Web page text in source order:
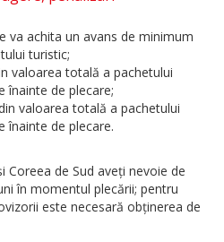
va achita un avans de minimum
turistic;
valoarea totală a pachetului
înainte de plecare;
valoarea totală a pachetului
înainte de plecare.
Coreea de Sud aveți nevoie de
în momentul plecării; pentru
este necesară obținerea de